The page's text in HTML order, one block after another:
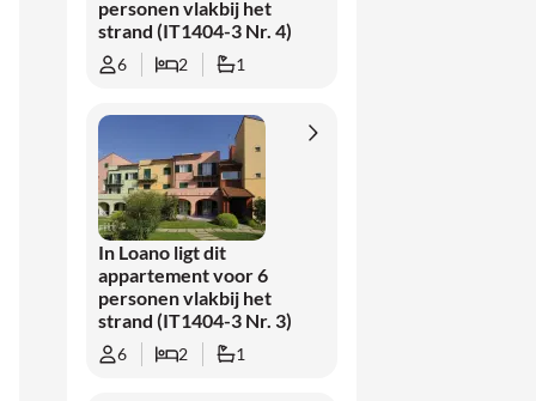
personen vlakbij het
strand (IT1404-3 Nr. 4)
6 2 1
In Loano ligt dit
appartement voor 6
personen vlakbij het
strand (IT1404-3 Nr. 3)
6 2 1